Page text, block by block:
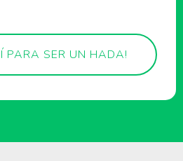
PARA SER UN HADA!